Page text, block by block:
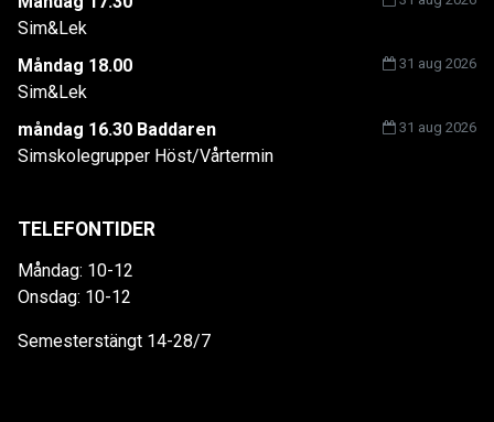
Sim&Lek
Måndag 18.00
31 aug 2026
Sim&Lek
måndag 16.30 Baddaren
31 aug 2026
Simskolegrupper Höst/Vårtermin
TELEFONTIDER
Måndag: 10-12
Onsdag: 10-12
Semesterstängt 14-28/7